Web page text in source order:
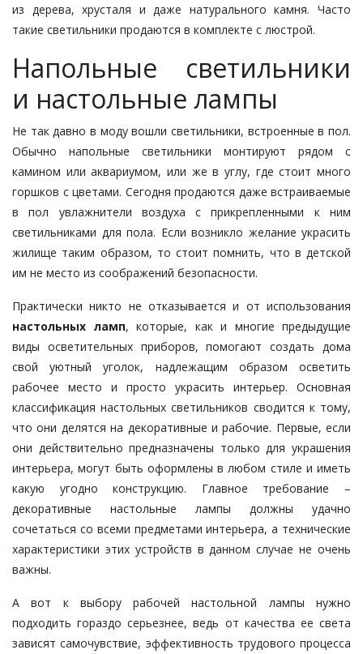
из дерева, хрусталя и даже натурального камня. Часто
такие светильники продаются в комплекте с люстрой.
Напольные светильники
и настольные лампы
Не так давно в моду вошли светильники, встроенные в пол.
Обычно напольные светильники монтируют рядом с
камином или аквариумом, или же в углу, где стоит много
горшков с цветами. Сегодня продаются даже встраиваемые
в пол увлажнители воздуха с прикрепленными к ним
светильниками для пола. Если возникло желание украсить
жилище таким образом, то стоит помнить, что в детской
им не место из соображений безопасности.
Практически никто не отказывается и от использования
настольных ламп, которые, как и многие предыдущие
виды осветительных приборов, помогают создать дома
свой уютный уголок, надлежащим образом осветить
рабочее место и просто украсить интерьер. Основная
классификация настольных светильников сводится к тому,
что они делятся на декоративные и рабочие. Первые, если
они действительно предназначены только для украшения
интерьера, могут быть оформлены в любом стиле и иметь
какую угодно конструкцию. Главное требование –
декоративные настольные лампы должны удачно
сочетаться со всеми предметами интерьера, а технические
характеристики этих устройств в данном случае не очень
важны.
А вот к выбору рабочей настольной лампы нужно
подходить гораздо серьезнее, ведь от качества ее света
зависят самочувствие, эффективность трудового процесса